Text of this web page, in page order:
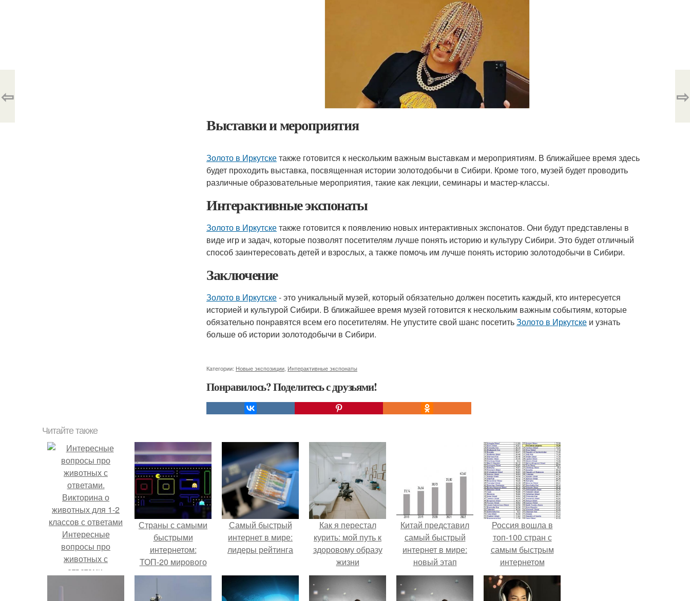
Выставки и мероприятия
Золото в Иркутскетакже готовится к нескольким важным выставкам и мероприятиям. В ближайшее время здесь
будет проходить выставка, посвященная истории золотодобычи в Сибири. Кроме того, музей будет проводить
различные образовательные мероприятия, такие как лекции, семинары и мастер-классы.
Интерактивные экспонаты
Золото в Иркутскетакже готовится к появлению новых интерактивных экспонатов. Они будут представлены в
виде игр и задач, которые позволят посетителям лучше понять историю и культуру Сибири. Это будет отличный
способ заинтересовать детей и взрослых, а также помочь им лучше понять историю золотодобычи в Сибири.
Заключение
Золото в Иркутске- это уникальный музей, который обязательно должен посетить каждый, кто интересуется
историей и культурой Сибири. В ближайшее время музей готовится к нескольким важным событиям, которые
обязательно понравятся всем его посетителям. Не упустите свой шанс посетитьЗолото в Иркутске и узнать
больше об истории золотодобычи в Сибири.
Категории: Новые экспозиции Интерактивные экспонаты
Понравилось? Поделитесь с друзьями!
⇦ ⇨
Читайте также
Интересные
вопросы про
животных с
ответами.
Страны с самыми
быстрыми
интернетом:
ТОП-20 мирового
рейтинга
Самый быстрый
интернет в мире:
лидеры рейтинга
Как я перестал
курить: мой путь к
здоровому образу
жизни
Китай представил
самый быстрый
интернет в мире:
новый этап
цифровой
революции
Россия вошла в
топ-100 стран с
самым быстрым
интернетом